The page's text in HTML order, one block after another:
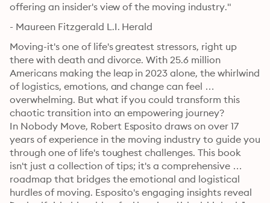
offering an insider's view of the moving industry."
- Maureen Fitzgerald L.I. Herald
Moving-it's one of life's greatest stressors, right up
there with death and divorce. With 25.6 million
Americans making the leap in 2023 alone, the whirlwind
of logistics, emotions, and change can feel
overwhelming. But what if you could transform this
chaotic transition into an empowering journey?
In Nobody Move, Robert Esposito draws on over 17
years of experience in the moving industry to guide you
through one of life's toughest challenges. This book
isn't just a collection of tips; it's a comprehensive
roadmap that bridges the emotional and logistical
hurdles of moving. Esposito's engaging insights reveal